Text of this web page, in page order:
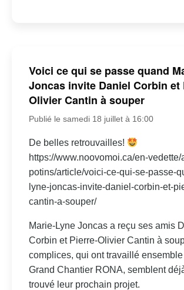
Voici ce qui se passe quand
Joncas invite Daniel Corbin et
Olivier Cantin à souper
Publié le samedi 18 juillet à 16:00
De belles retrouvailles!
https://www.noovomoi.ca/en-
potins/article/voici-ce-qui-se-passe-
lyne-joncas-invite-daniel-corbin-et-
cantin-a-souper/
Marie-Lyne Joncas a reçu ses amis
Corbin et Pierre-Olivier Cantin à
complices, qui ont travaillé
Grand Chantier RONA, semblent
trouvé leur prochain projet.